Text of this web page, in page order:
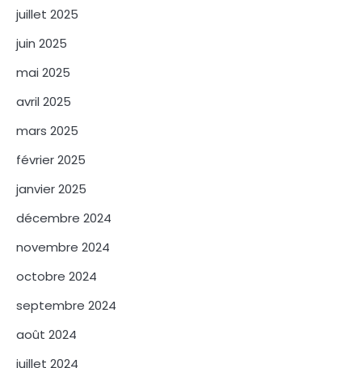
juillet 2025
juin 2025
mai 2025
avril 2025
mars 2025
février 2025
janvier 2025
décembre 2024
novembre 2024
octobre 2024
septembre 2024
août 2024
juillet 2024